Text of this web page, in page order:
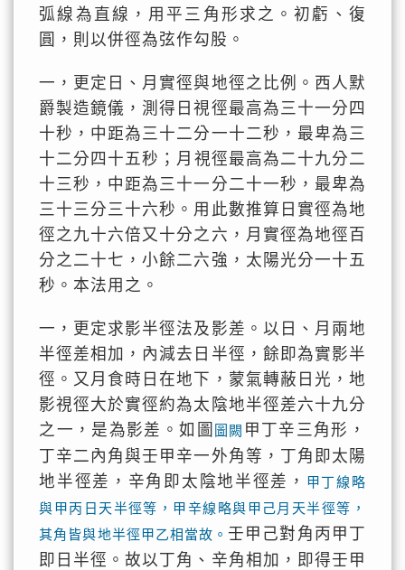
弧線為直線，用平三角形求之。初虧、復
圓，則以併徑為弦作勾股。
一，更定日、月實徑與地徑之比例。西人默
爵製造鏡儀，測得日視徑最高為三十一分四
十秒，中距為三十二分一十二秒，最卑為三
十二分四十五秒；月視徑最高為二十九分二
十三秒，中距為三十一分二十一秒，最卑為
三十三分三十六秒。用此數推算日實徑為地
徑之九十六倍又十分之六，月實徑為地徑百
分之二十七，小餘二六強，太陽光分一十五
秒。本法用之。
一，更定求影半徑法及影差。以日、月兩地
半徑差相加，內減去日半徑，餘即為實影半
徑。又月食時日在地下，蒙氣轉蔽日光，地
影視徑大於實徑約為太陰地半徑差六十九分
之一，是為影差。如圖 圖闕 甲丁辛三角形，
丁辛二內角與壬甲辛一外角等，丁角即太陽
地半徑差，辛角即太陰地半徑差， 甲丁線略
與甲丙日天半徑等，甲辛線略與甲己月天半徑等，
其角皆與地半徑甲乙相當故。壬甲己對角丙甲丁
即日半徑。故以丁角、辛角相加，即得壬甲